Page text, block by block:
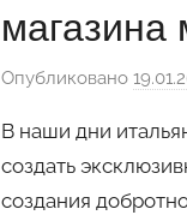
магазина
Опубликовано
В наши дни
создать
создания